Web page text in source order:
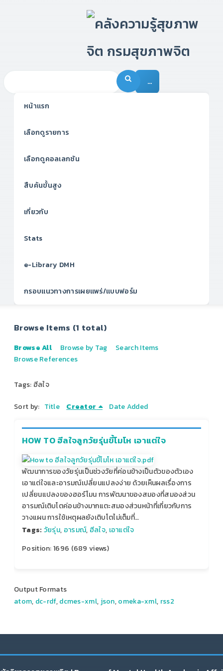
…
หน้าแรก
เลือกดูรายการ
เลือกดูคอลเลกชัน
สืบค้นขั้นสูง
เกี่ยวกับ
Stats
e-Library DMH
กรอบแนวทางการเผยแพร่/แบบฟอร์ม
Browse Items (1 total)
Browse All Browse by Tag
Search Items
Browse References
Tags: ฮีลใจ
Sort by: Title Creator Date Added
HOW TO ฮีลใจลูกวัยรุ่นขี้โมโห เอาแต่ใจ
พัฒนาการของวัยรุ่นเป็นช่วงวัยที่ค่อนข้างเป็นตัวของตัวเอง
เอาแต่ใจและอารมณ์เปลี่ยนแปลงง่าย ด้วยเห็นผลเรื่องการ
เปลี่ยนแปลงของฮอร์โมน การพัฒนาของสมองที่สมองส่วน
อารมณ์เติบโตค่อนข้างมากแตะสมองส่วนหน้าที่เกี่ยวกับการ
วางแผน การใช้เหตุผลยังเติบโตไม่เต็มที่…
Tags: วัยรุ่น, อารมณ์, ฮีลใจ, เอาแต่ใจ
Position:1696 (689 views)
Output Formats
atom, dc-rdf,dcmes-xml, json,omeka-xml, rss2